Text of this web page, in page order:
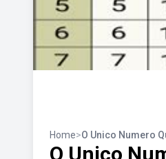
Home>O Unico Numero
O Unico